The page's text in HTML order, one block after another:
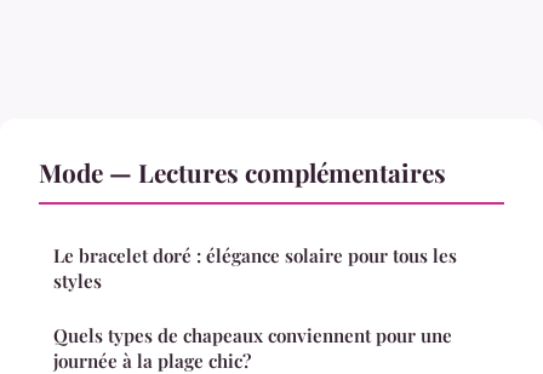
Mode — Lectures complémentaires
Le bracelet doré : élégance solaire pour tous les
styles
Quels types de chapeaux conviennent pour une
journée à la plage chic?